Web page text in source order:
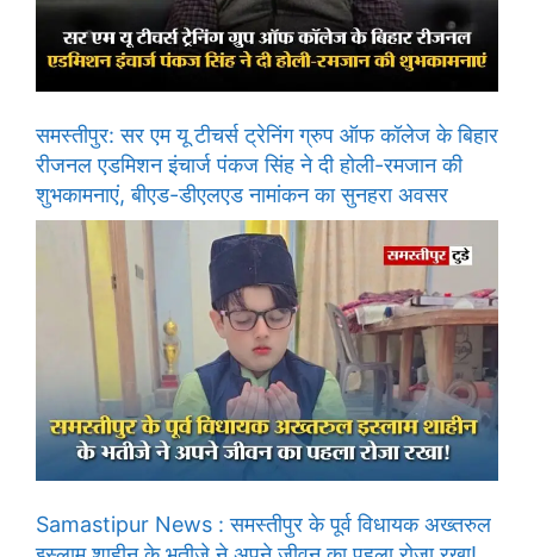
समस्तीपुर: सर एम यू टीचर्स ट्रेनिंग ग्रुप ऑफ कॉलेज के बिहार
रीजनल एडमिशन इंचार्ज पंकज सिंह ने दी होली-रमजान की
शुभकामनाएं, बीएड-डीएलएड नामांकन का सुनहरा अवसर
Samastipur News : समस्तीपुर के पूर्व विधायक अख्तरुल